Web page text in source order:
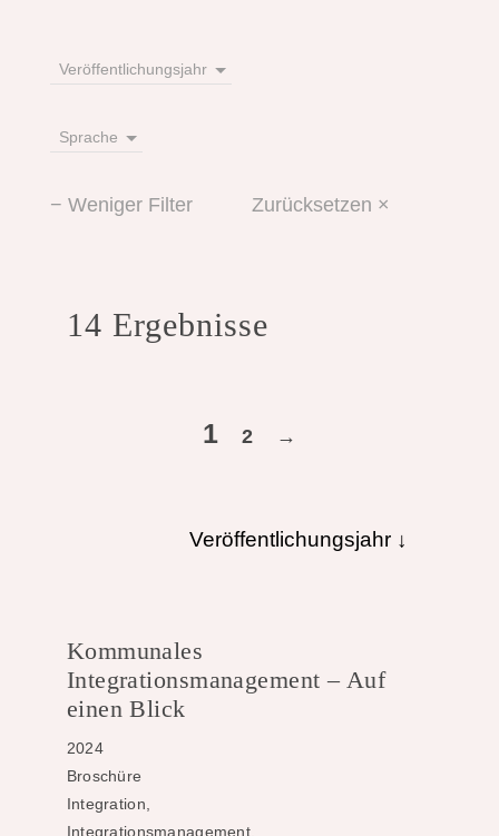
Veröffentlichungsjahr
Sprache
− Weniger Filter Zurücksetzen ×
14 Ergebnisse
1 2 →
Veröffentlichungsjahr ↓
Kommunales
Integrationsmanagement – Auf
einen Blick
2024
Broschüre
Integration,
Integrationsmanagement,